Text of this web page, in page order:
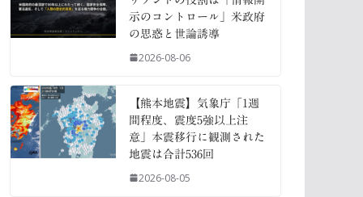
示のコントロール」米政府
の思惑と世論誘導
2026-08-06
【熊本地震】気象庁「1週
間程度、震度5強以上注
意」本震移行に観測された
地震は合計536回
2026-08-05